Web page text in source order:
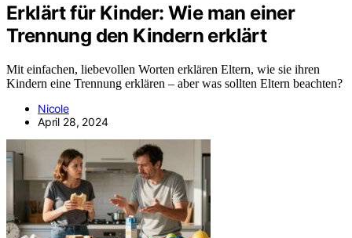
Erklärt für Kinder: Wie man einer
Trennung den Kindern erklärt
Mit einfachen, liebevollen Worten erklären Eltern, wie sie ihren
Kindern eine Trennung erklären – aber was sollten Eltern beachten?
Nicole
April 28, 2024